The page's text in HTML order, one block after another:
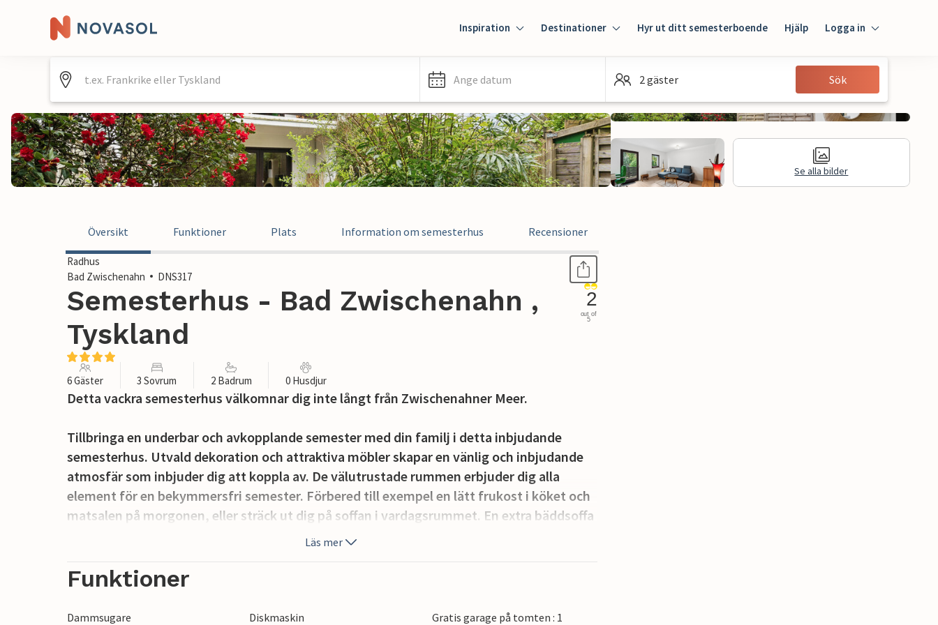
Inspiration Destinationer Hyr ut ditt semesterboende Hjälp Logga in
Gäst
Ange datum 2 gäster Sök
Se alla bilder
Översikt Funktioner Plats Information om semesterhus Recensioner
Radhus
Bad Zwischenahn
DNS317
Semesterhus - Bad Zwischenahn ,
Tyskland
2
out of
5
6 Gäster 3 Sovrum 2 Badrum 0 Husdjur
Detta vackra semesterhus välkomnar dig inte långt från Zwischenahner Meer.
Tillbringa en underbar och avkopplande semester med din familj i detta inbjudande
semesterhus. Utvald dekoration och attraktiva möbler skapar en vänlig och inbjudande
atmosfär som inbjuder dig att koppla av. De välutrustade rummen erbjuder dig alla
element för en bekymmersfri semester. Förbered till exempel en lätt frukost i köket och
matsalen på morgonen, eller sträck ut dig på soffan i vardagsrummet. En extra bäddsoffa
finns tillgänglig utan kostnad för ett barn upp till 10 år.
Njut av sommardagarna på balkongen eller den skyddade terrassen och använd den
Läs mer
Funktioner
Dammsugare Diskmaskin
Gratis garage på tomten : 1